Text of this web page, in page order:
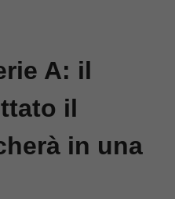
A: il
il
in una